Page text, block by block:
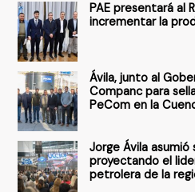
c
a
r
o
r
:
PAE presentará al
incrementar la
Ávila, junto al
Companc para
PeCom en la
Jorge Ávila
proyectando el
petrolera de la